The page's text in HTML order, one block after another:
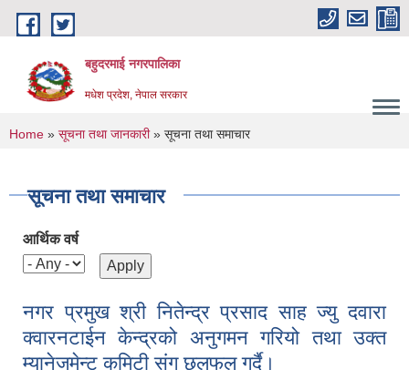
Skip to main content
बहुदरमाई नगरपालिका
मधेश प्रदेश, नेपाल सरकार
You are here
Home » सूचना तथा जानकारी» सूचना तथा समाचार
सूचना तथा समाचार
आर्थिक वर्ष
नगर प्रमुख श्री नितेन्द्र प्रसाद साह ज्यु दवारा
क्वारनटाईन केन्द्रको अनुगमन गरियो तथा उक्त
म्यानेजमेन्ट कमिटी संग छलफल गर्दै।